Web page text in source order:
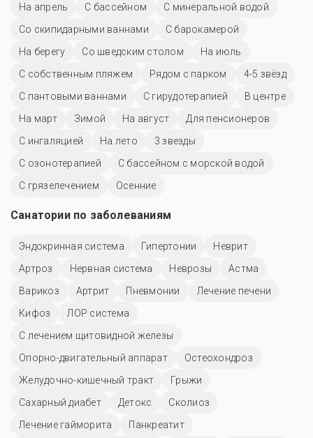
На апрель
C бассейном
С минеральной водой
Со скипидарными ваннами
С барокамерой
На берегу
Со шведским столом
На июль
С собственным пляжем
Рядом с парком
4-5 звёзд
С пантовыми ваннами
С гирудотерапией
В центре
На март
Зимой На август
Для пенсионеров
С ингаляцией
На лето
3 звезды
С озонотерапией
С бассейном с морской водой
С грязелечением
Осенние
Санатории по заболеваниям
Эндокринная система Гипертонии
Неврит
Артроз
Нервная система Неврозы
Астма
Варикоз
Артрит Пневмонии
Лечение печени
Кифоз
ЛОР система
С лечением щитовидной железы
Опорно-двигательный аппарат
Остеохондроз
Желудочно-кишечный тракт
Грыжи
Сахарный диабет
Детокс
Сколиоз
Лечение гайморита
Панкреатит